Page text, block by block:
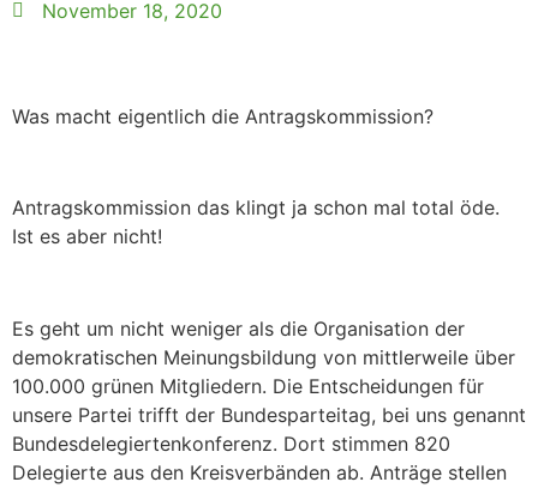
November 18, 2020
Was macht eigentlich die Antragskommission?
Antragskommission das klingt ja schon mal total öde.
Ist es aber nicht!
Es geht um nicht weniger als die Organisation der
demokratischen Meinungsbildung von mittlerweile über
100.000 grünen Mitgliedern. Die Entscheidungen für
unsere Partei trifft der Bundesparteitag, bei uns genannt
Bundesdelegiertenkonferenz. Dort stimmen 820
Delegierte aus den Kreisverbänden ab. Anträge stellen